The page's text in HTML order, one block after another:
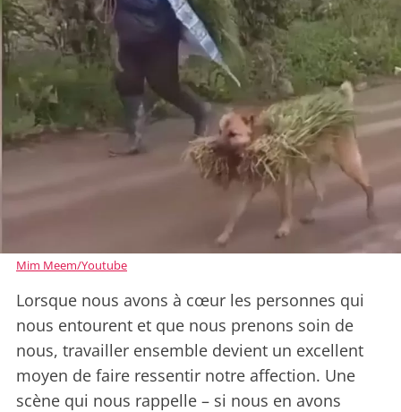
Mim Meem/Youtube
Lorsque nous avons à cœur les personnes qui
nous entourent et que nous prenons soin de
nous, travailler ensemble devient un excellent
moyen de faire ressentir notre affection. Une
scène qui nous rappelle – si nous en avons